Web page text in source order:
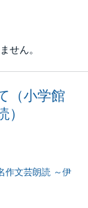
せん。
（小学館
）
作文芸朗読 ～伊